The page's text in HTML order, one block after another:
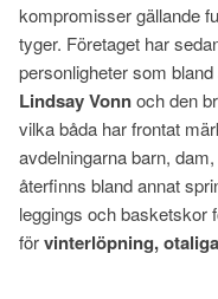
kompromisser gällande
tyger. Företaget har
personligheter som
Lindsay Vonnoch den
vilka båda har frontat
avdelningarna barn,
återfinns bland annat
leggings och basketskor
förvinterlöpning,